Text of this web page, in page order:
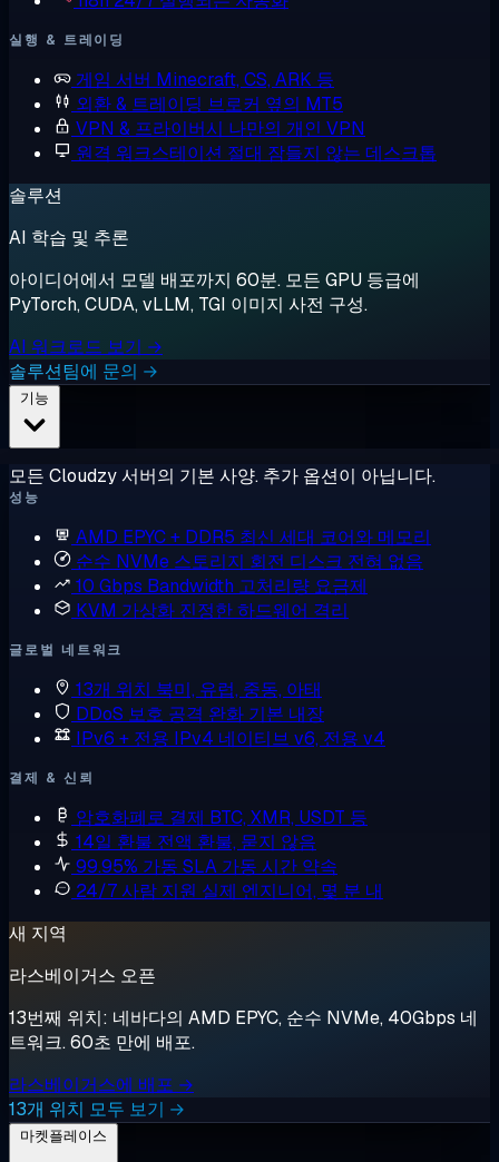
실행 & 트레이딩
게임 서버 Minecraft, CS, ARK 등
외환 & 트레이딩 브로커 옆의 MT5
VPN & 프라이버시 나만의 개인 VPN
원격 워크스테이션 절대 잠들지 않는 데스크톱
솔루션
AI 학습 및 추론
아이디어에서 모델 배포까지 60분. 모든 GPU 등급에
PyTorch, CUDA, vLLM, TGI 이미지 사전 구성.
AI 워크로드 보기 →
솔루션팀에 문의 →
모든 Cloudzy 서버의 기본 사양. 추가 옵션이 아닙니다.
성능
AMD EPYC + DDR5 최신 세대 코어와 메모리
순수 NVMe 스토리지 회전 디스크 전혀 없음
10 Gbps Bandwidth 고처리량 요금제
KVM 가상화 진정한 하드웨어 격리
글로벌 네트워크
13개 위치 북미, 유럽, 중동, 아태
DDoS 보호 공격 완화 기본 내장
IPv6 + 전용 IPv4 네이티브 v6, 전용 v4
결제 & 신뢰
암호화폐로 결제 BTC, XMR, USDT 등
14일 환불 전액 환불, 묻지 않음
99.95% 가동 SLA 가동 시간 약속
24/7 사람 지원 실제 엔지니어, 몇 분 내
새 지역
라스베이거스 오픈
13번째 위치: 네바다의 AMD EPYC, 순수 NVMe, 40Gbps 네
트워크. 60초 만에 배포.
라스베이거스에 배포 →
13개 위치 모두 보기 →